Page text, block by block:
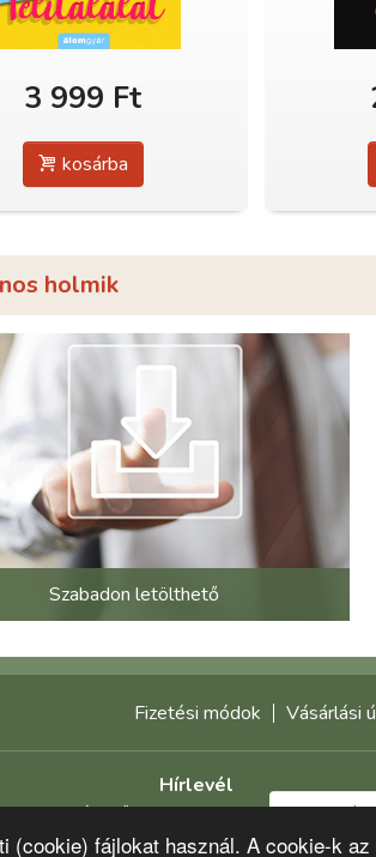
(cookie) fájlokat használ. A cookie-k
3 999 Ft
kosárba
holmik
Szabadon letölthető
Fizetési módok Vásárlási
Hírlevél
előtt olvassa el
tájékoztatónkat!